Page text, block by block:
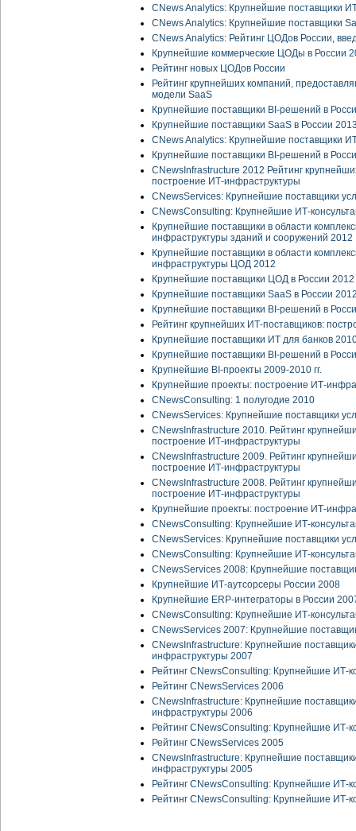
CNews Analytics: Крупнейшие поставщики
CNews Analytics: Крупнейшие поставщики
CNews Analytics: Рейтинг ЦОДов России,
Крупнейшие коммерческие ЦОДы в России
Рейтинг новых ЦОДов России
Рейтинг крупнейших компаний,
модели SaaS
Крупнейшие поставщики BI-решений в
Крупнейшие поставщики SaaS в России
CNews Analytics: Крупнейшие поставщики
Крупнейшие поставщики BI-решений в
CNewsInfrastructure 2012 Рейтинг
построение ИТ-инфраструктуры
CNewsServices: Крупнейшие поставщики
CNewsСonsulting: Крупнейшие ИТ-
Крупнейшие поставщики в области
инфраструктуры зданий и сооружений 2012
Крупнейшие поставщики в области
инфраструктуры ЦОД 2012
Крупнейшие поставщики ЦОД в России 2012
Крупнейшие поставщики SaaS в России
Крупнейшие поставщики BI-решений в
Рейтинг крупнейших ИТ-поставщиков:
Крупнейшие поставщики ИТ для банков
Крупнейшие поставщики BI-решений в
Крупнейшие BI-проекты 2009-2010 гг.
Крупнейшие проекты: построение ИТ-
CNewsConsulting: 1 полугодие 2010
CNewsServices: Крупнейшие поставщики
CNewsInfrastructure 2010. Рейтинг
построение ИТ-инфраструктуры
CNewsInfrastructure 2009. Рейтинг
построение ИТ-инфраструктуры
CNewsInfrastructure 2008. Рейтинг
построение ИТ-инфраструктуры
Крупнейшие проекты: построение ИТ-
CNewsConsulting: Крупнейшие ИТ-
CNewsServices: Крупнейшие поставщики
CNewsConsulting: Крупнейшие ИТ-
CNewsServices 2008: Крупнейшие
Крупнейшие ИТ-аутсорсеры России 2008
Крупнейшие ERP-интеграторы в России
CNewsConsulting: Крупнейшие ИТ-
CNewsServices 2007: Крупнейшие
CNewsInfrastructure: Крупнейшие
инфраструктуры 2007
Рейтинг CNewsConsulting: Крупнейшие ИТ-
Рейтинг CNewsServices 2006
CNewsInfrastructure: Крупнейшие
инфраструктуры 2006
Рейтинг CNewsConsulting: Крупнейшие ИТ-
Рейтинг CNewsServices 2005
CNewsInfrastructure: Крупнейшие
инфраструктуры 2005
Рейтинг CNewsConsulting: Крупнейшие ИТ-
Рейтинг CNewsConsulting: Крупнейшие ИТ-